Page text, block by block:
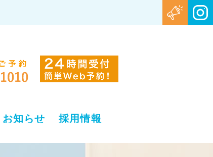
お知らせ 採用情報